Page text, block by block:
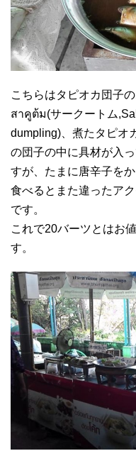
こちらはタピオカ団子の
สาคูต้ม(サークートム
dumpling)、煮たタピオ
の団子の中に具材が入
すが、たまに唐辛子を
食べるとまた違ったア
です。
これで20バーツとはお
す。